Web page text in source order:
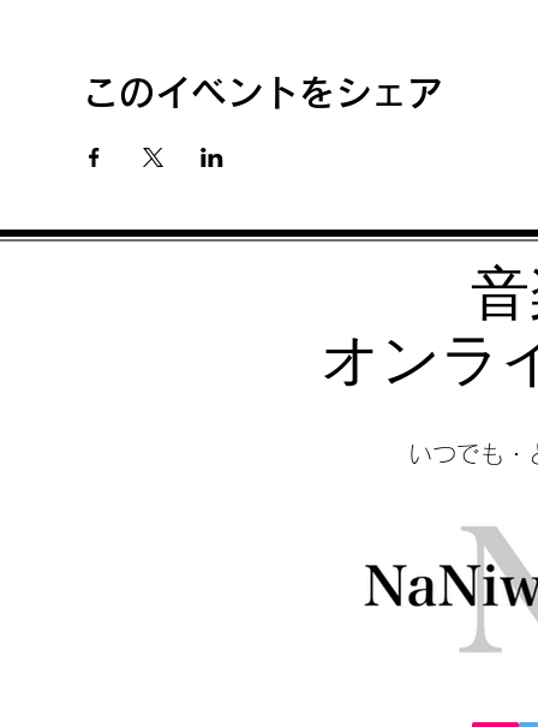
このイベントをシェア
いつでも・
オンラ